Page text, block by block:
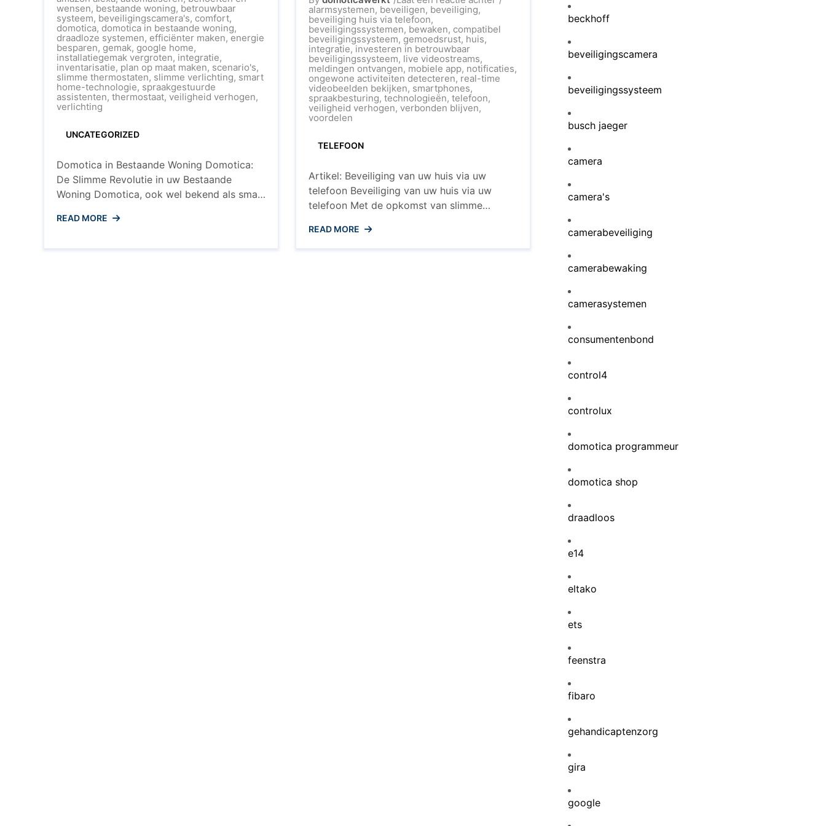
met
Domotica
wensen, bestaande woning, betrouwbaar
systeem, beveiligingscamera's, comfort,
domotica, domotica in bestaande woning,
draadloze systemen, efficiënter maken, energie
besparen, gemak, google home,
installatiegemak vergroten, integratie,
inventarisatie, plan op maat maken, scenario's,
slimme thermostaten, slimme verlichting, smart
home-technologie, spraakgestuurde
assistenten, thermostaat, veiligheid verhogen,
verlichting
UNCATEGORIZED
Domotica in Bestaande Woning Domotica:
De Slimme Revolutie in uw Bestaande
Woning Domotica, ook wel bekend als smart
in huishoudens over de hele wereld. Maar
READ MORE
via
verbonden
en
alarmsystemen, beveiligen, beveiliging,
beveiliging huis via telefoon,
beveiligingssystemen, bewaken, compatibel
beveiligingssysteem, gemoedsrust, huis,
integratie,investeren in betrouwbaar
beveiligingssysteem, live videostreams,
meldingen ontvangen, mobiele app, notificaties,
ongewone activiteiten detecteren, real-time
videobeelden bekijken, smartphones,
spraakbesturing, technologieën, telefoon,
veiligheid verhogen, verbonden blijven,
voordelen
TELEFOON
Artikel: Beveiliging van uw huis via uw
telefoon Beveiliging van uw huis via uw
telefoon Met de opkomst van slimme
om uw huis te beveiligen en te bewaken,
waar u ook bent. Dankzij de integratie van
READ MORE
beckhoff
beveiligingscamera
beveiligingssysteem
busch jaeger
camera
camera's
camerabeveiliging
camerabewaking
camerasystemen
consumentenbond
control4
controlux
domotica programmeur
domotica shop
draadloos
e14
eltako
ets
feenstra
fibaro
gehandicaptenzorg
gira
google